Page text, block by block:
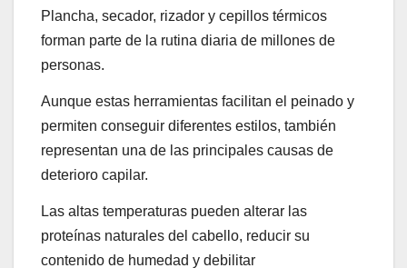
Plancha, secador, rizador y cepillos térmicos
forman parte de la rutina diaria de millones de
personas.
Aunque estas herramientas facilitan el peinado y
permiten conseguir diferentes estilos, también
representan una de las principales causas de
deterioro capilar.
Las altas temperaturas pueden alterar las
proteínas naturales del cabello, reducir su
contenido de humedad y debilitar